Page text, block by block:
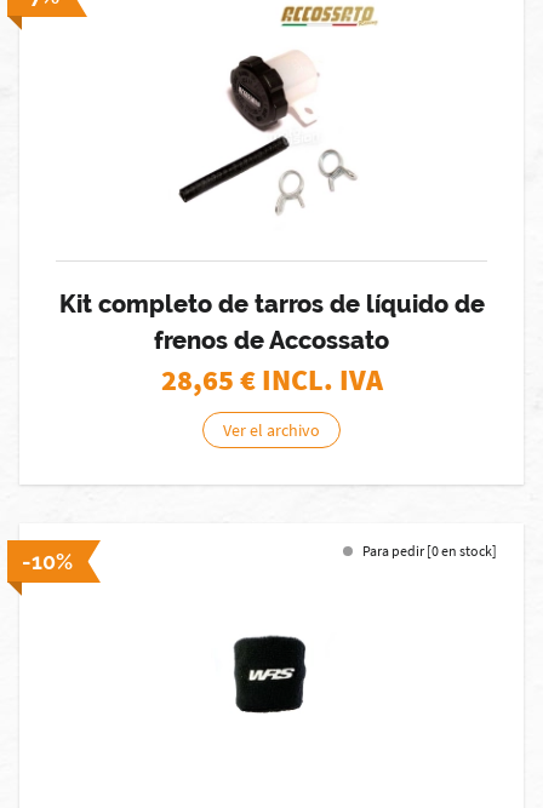
Kit completo de tarros de líquido de
frenos de Accossato
28,65€ INCL. IVA
Ver el archivo
-10% Para pedir [0 en stock]